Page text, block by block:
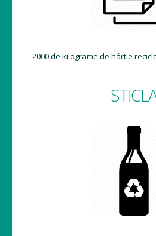
2000 de kilograme de hârtie